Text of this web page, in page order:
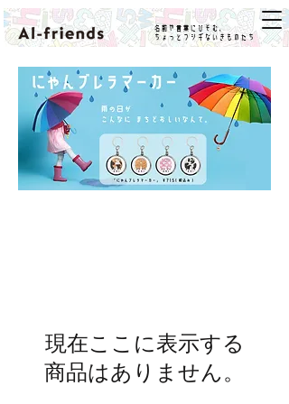
名前や言葉にひそむ、
ちょっとフシギないきものたち
現在ここに表示する
商品はありません。